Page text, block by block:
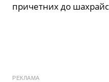
причетних до
РЕКЛАМА